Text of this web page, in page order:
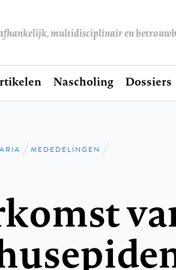
multidisciplinair en
Nascholing Dossiers
MEDEDELINGEN